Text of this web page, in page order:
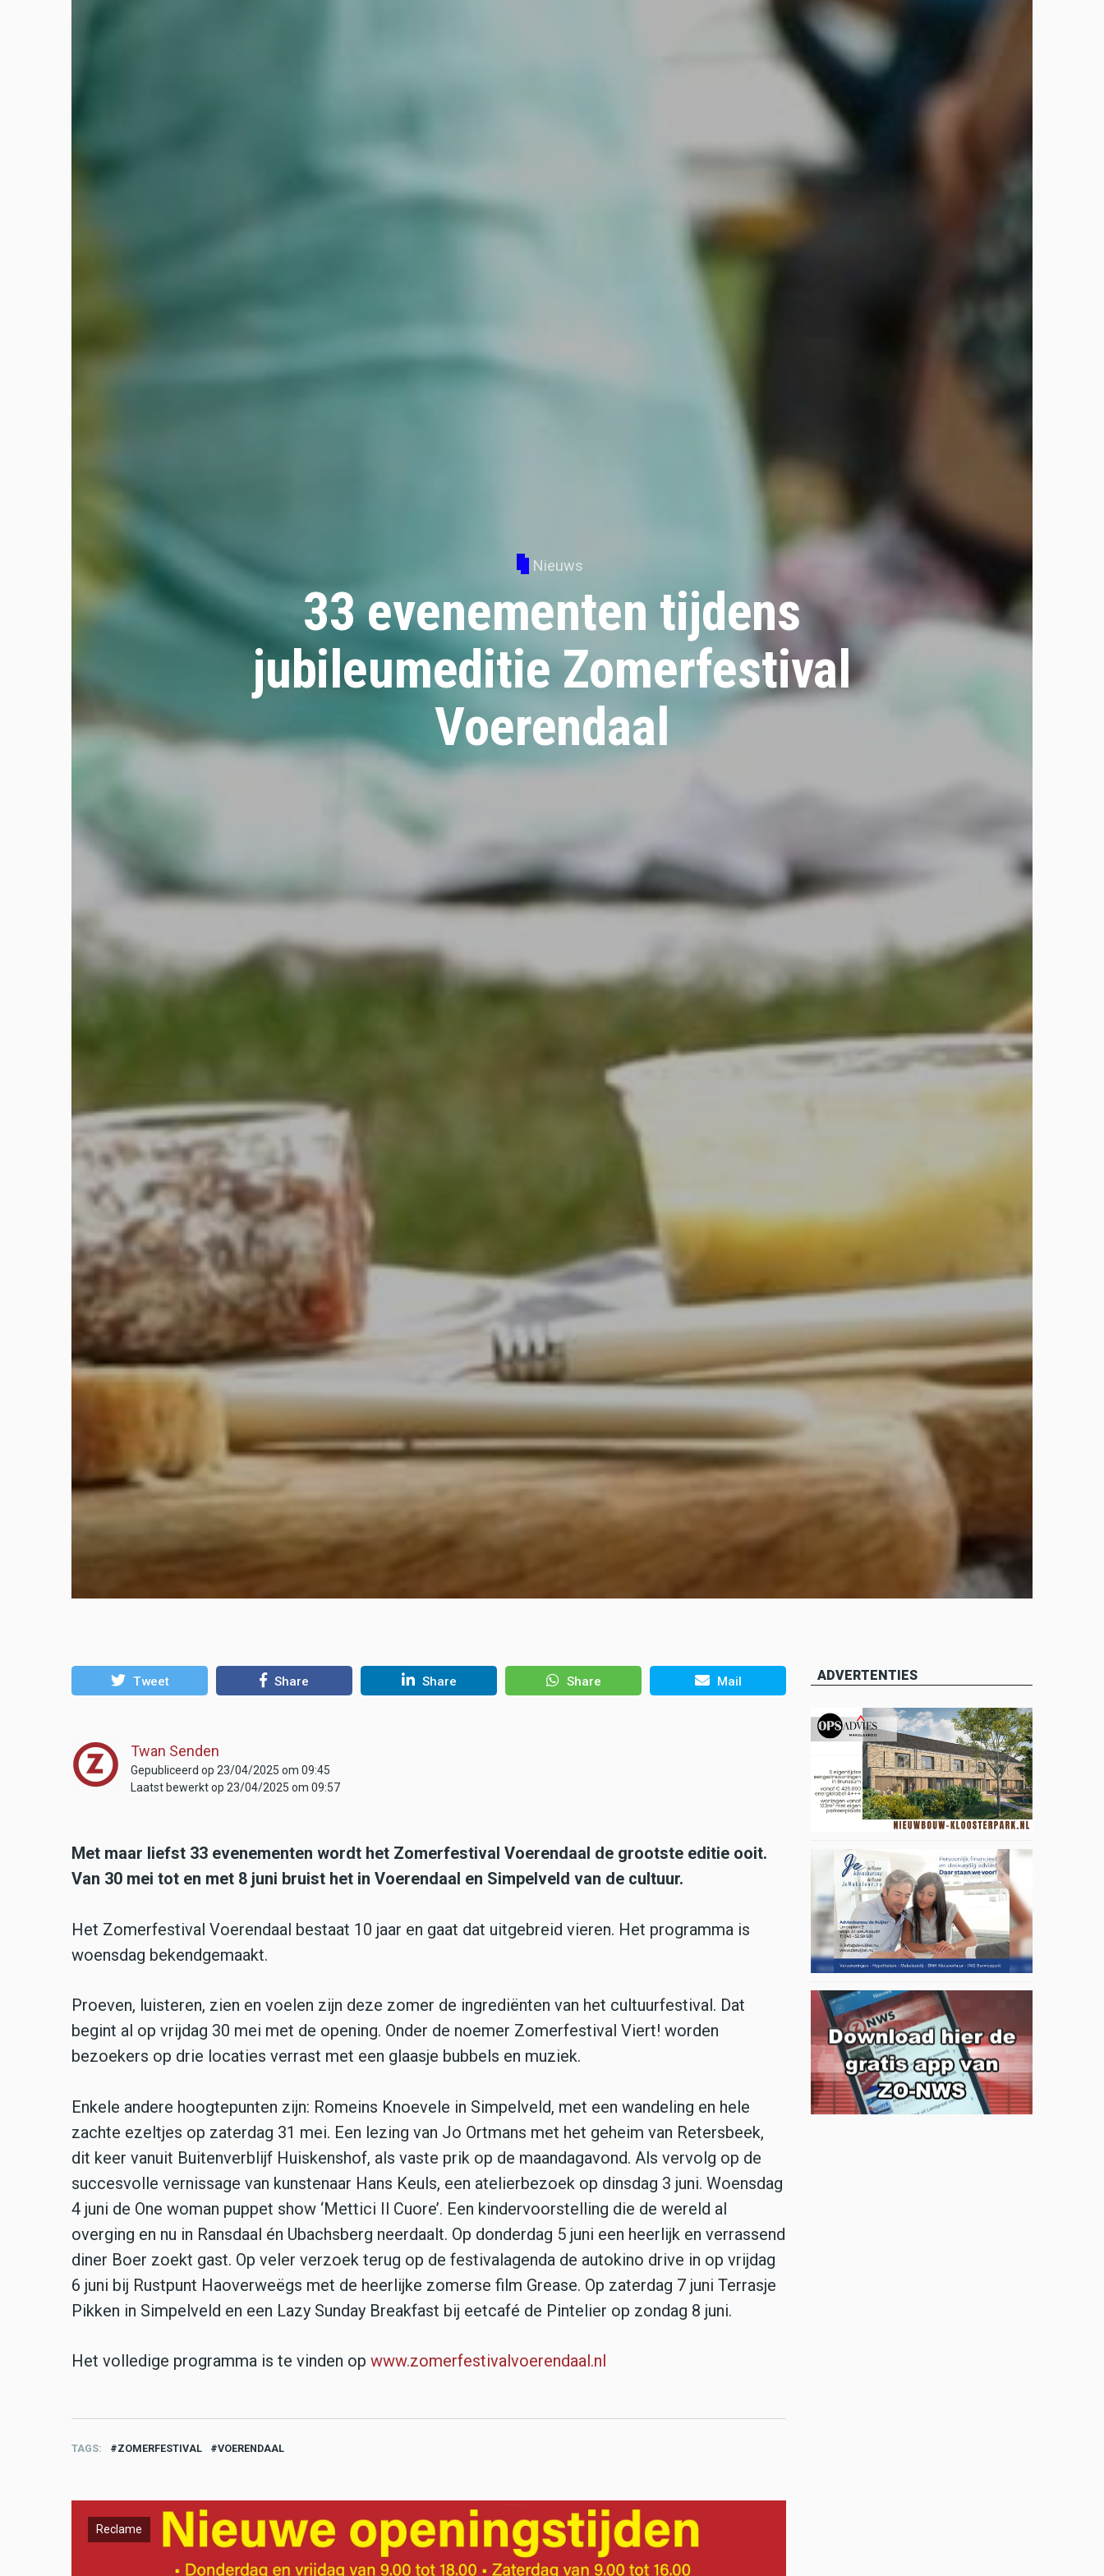
Nieuws
33 evenementen tijdens
jubileumeditie Zomerfestival
Voerendaal
Tweet Share Share Share Mail
Twan Senden
Gepubliceerd op 23/04/2025 om 09:45
Laatst bewerkt op 23/04/2025 om 09:57
Met maar liefst 33 evenementen wordt het Zomerfestival Voerendaal de grootste editie ooit.
Van 30 mei tot en met 8 juni bruist het in Voerendaal en Simpelveld van de cultuur.
Het Zomerfestival Voerendaal bestaat 10 jaar en gaat dat uitgebreid vieren. Het programma is
woensdag bekendgemaakt.
Proeven, luisteren, zien en voelen zijn deze zomer de ingrediënten van het cultuurfestival. Dat
begint al op vrijdag 30 mei met de opening. Onder de noemer Zomerfestival Viert! worden
bezoekers op drie locaties verrast met een glaasje bubbels en muziek.
Enkele andere hoogtepunten zijn: Romeins Knoevele in Simpelveld, met een wandeling en hele
zachte ezeltjes op zaterdag 31 mei. Een lezing van Jo Ortmans met het geheim van Retersbeek,
dit keer vanuit Buitenverblijf Huiskenshof, als vaste prik op de maandagavond. Als vervolg op de
succesvolle vernissage van kunstenaar Hans Keuls, een atelierbezoek op dinsdag 3 juni. Woensdag
4 juni de One woman puppet show ‘Mettici Il Cuore’. Een kindervoorstelling die de wereld al
overging en nu in Ransdaal én Ubachsberg neerdaalt. Op donderdag 5 juni een heerlijk en verrassend
diner Boer zoekt gast. Op veler verzoek terug op de festivalagenda de autokino drive in op vrijdag
6 juni bij Rustpunt Haoverweëgs met de heerlijke zomerse film Grease. Op zaterdag 7 juni Terrasje
Pikken in Simpelveld en een Lazy Sunday Breakfast bij eetcafé de Pintelier op zondag 8 juni.
Het volledige programma is te vinden op www.zomerfestivalvoerendaal.nl
TAGS ZOMERFESTIVAL VOERENDAAL
Reclame
ADVERTENTIES